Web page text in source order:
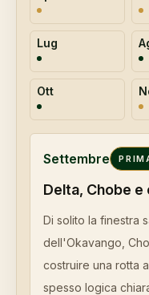
Lug
Ott
Settembre
Delta, Chobe
Di solito la finestra
dell'Okavango,
costruire una rotta
spesso logica